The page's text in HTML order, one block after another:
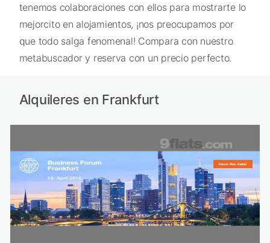
tenemos colaboraciones con ellos para mostrarte lo
mejorcito en alojamientos, ¡nos preocupamos por
que todo salga fenomenal! Compara con nuestro
metabuscador y reserva con un precio perfecto.
Alquileres en Frankfurt